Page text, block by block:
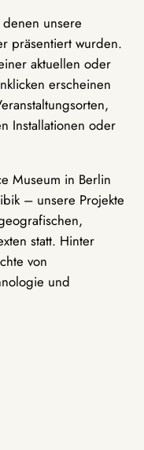
unsere
präsentiert wurden.
aktuellen oder
erscheinen
Installationen oder
Museum in Berlin
– unsere Projekte
statt. Hinter
von
und